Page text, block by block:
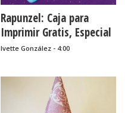
Rapunzel: Caja para
Imprimir Gratis, Especial
San Valentín.
Ivette González - 4:00